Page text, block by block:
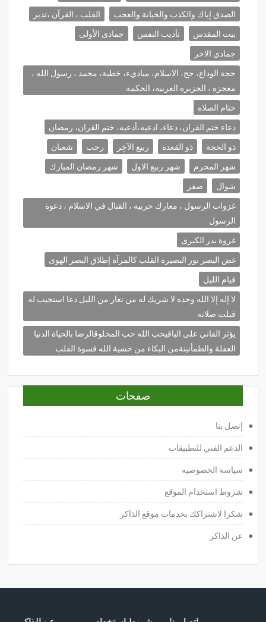
الصدق إياك والكذب والخيانة والعجب
القلب ، القرآن ،تدبر
بيت المقدس
تأديب النفس
جمادى الأولى
جمادي الاخر
حجة الوداع، حج، الاسلام، مباديء، خطبة، محمد ، رسول الله ،
معجزه ، الجزيره العربيه، الحكمه
ختام الصلاه
دعاء ختم القران، دعاء، ادعيه،أدعيه، ختم القران، رمضان
ذو الحجة
ذو القعدة ربيع الآخِر رجب
شعبان
شهر المحرم
شهر ربيع الاول
شهر رمضان المبارك
شوال
صفر
غزوات الرسول ، معارك حربيه ، القتال في الاسلام ، دعوة
الرسول
غزوة بدر الكبرى
غض البصر نور البصيرة القلب كالمرآة إطلاق البصر الهوى
قيام الليل
لا إله إلا الله وحده لا شريك له من تعار من الليل دعا استجيب له
قبلت صلاته
يؤثر الفاني على الباقيحب الله حب المخلوقالرضا بالحياة الدنيا
الغفلة والطمأنينةمن البكاء من خشية الله قسوة القلب
صفحات
إتصل بنا
الدعم الفني للتطبيقات
سياسة الخصوصيه
شروط استخدام الموقع
شكرا لاشتراكك بخدمات موقع الذاكر
عن الذاكر